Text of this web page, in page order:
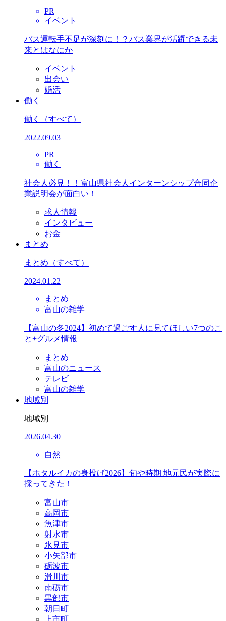
PR
イベント
バス運転手不足が深刻に！？バス業界が活躍できる未
来とはなにか
イベント
出会い
婚活
働く
働く （すべて）
2022.09.03
PR
働く
社会人必見！！富山県社会人インターンシップ合同企
業説明会が面白い！
求人情報
インタビュー
お金
まとめ
まとめ （すべて）
2024.01.22
まとめ
富山の雑学
【富山の冬2024】初めて過ごす人に見てほしい7つのこ
と+グルメ情報
まとめ
富山のニュース
テレビ
富山の雑学
地域別
地域別
2026.04.30
自然
【ホタルイカの身投げ2026】旬や時期 地元民が実際に
採ってきた！
富山市
高岡市
魚津市
射水市
氷見市
小矢部市
砺波市
滑川市
南砺市
黒部市
朝日町
上市町